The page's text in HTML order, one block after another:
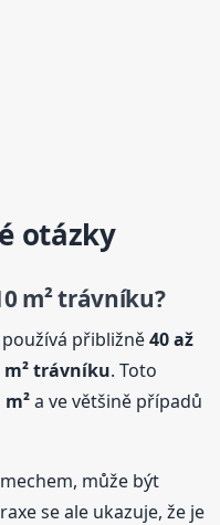
otázky
m² trávníku?
používá přibližně40 až
m² trávníku. Toto
m²a ve většině případů
může být
se ale ukazuje, že je